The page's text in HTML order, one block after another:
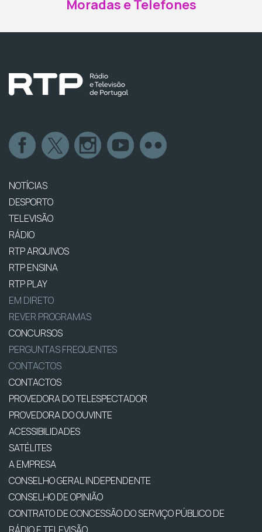
Moradas e Telefones
NOTÍCIAS
DESPORTO
TELEVISÃO
RÁDIO
RTP ARQUIVOS
RTP ENSINA
RTP PLAY
EM DIRETO
REVER PROGRAMAS
CONCURSOS
PERGUNTAS FREQUENTES
CONTACTOS
CONTACTOS
PROVEDORA DO TELESPECTADOR
PROVEDORA DO OUVINTE
ACESSIBILIDADES
SATÉLITES
A EMPRESA
CONSELHO GERAL INDEPENDENTE
CONSELHO DE OPINIÃO
CONTRATO DE CONCESSÃO DO SERVIÇO PÚBLICO DE